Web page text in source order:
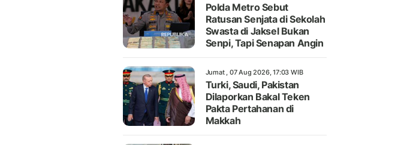
Polda Metro Sebut
Ratusan Senjata di Sekolah
Swasta di Jaksel Bukan
Senpi, Tapi Senapan Angin
Jumat , 07 Aug 2026, 17:03 WIB
Turki, Saudi, Pakistan
Dilaporkan Bakal Teken
Pakta Pertahanan di
Makkah